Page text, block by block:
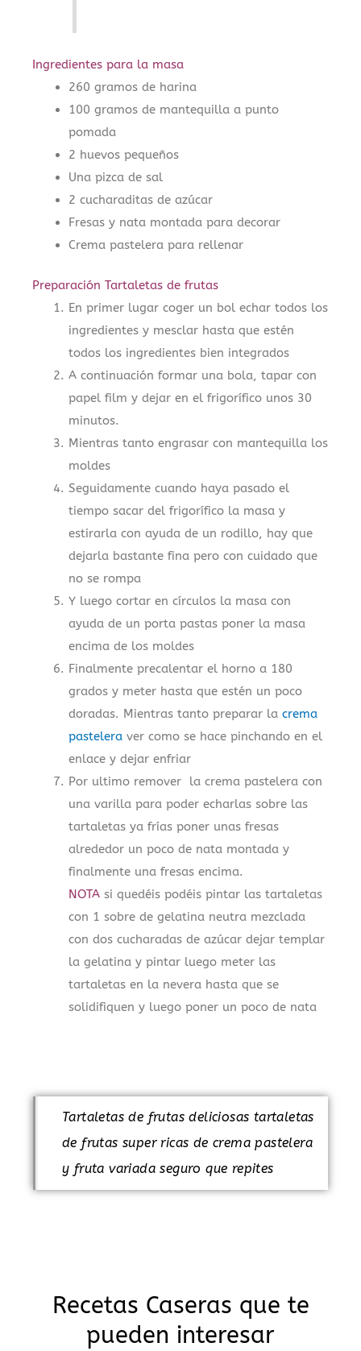
Ingredientes para la masa
260 gramos de harina
100 gramos de mantequilla a punto
pomada
2 huevos pequeños
Una pizca de sal
2 cucharaditas de azúcar
Fresas y nata montada para decorar
Crema pastelera para rellenar
Preparación Tartaletas de frutas
En primer lugar coger un bol echar todos los
ingredientes y mesclar hasta que estén
todos los ingredientes bien integrados
A continuación formar una bola, tapar con
papel film y dejar en el frigorífico unos 30
minutos.
Mientras tanto engrasar con mantequilla los
moldes
Seguidamente cuando haya pasado el
tiempo sacar del frigorífico la masa y
estirarla con ayuda de un rodillo, hay que
dejarla bastante fina pero con cuidado que
no se rompa
Y luego cortar en círculos la masa con
ayuda de un porta pastas poner la masa
encima de los moldes
Finalmente precalentar el horno a 180
grados y meter hasta que estén un poco
doradas. Mientras tanto preparar lacrema
pastelera ver como se hace pinchando en el
enlace y dejar enfriar
Por ultimo remover la crema pastelera con
una varilla para poder echarlas sobre las
tartaletas ya frías poner unas fresas
alrededor un poco de nata montada y
finalmente una fresas encima.
NOTA si quedéis podéis pintar las tartaletas
con 1 sobre de gelatina neutra mezclada
con dos cucharadas de azúcar dejar templar
la gelatina y pintar luego meter las
tartaletas en la nevera hasta que se
solidifiquen y luego poner un poco de nata
Tartaletas de frutas deliciosas tartaletas
de frutas super ricas de crema pastelera
y fruta variada seguro que repites
Recetas Caseras que te
pueden interesar